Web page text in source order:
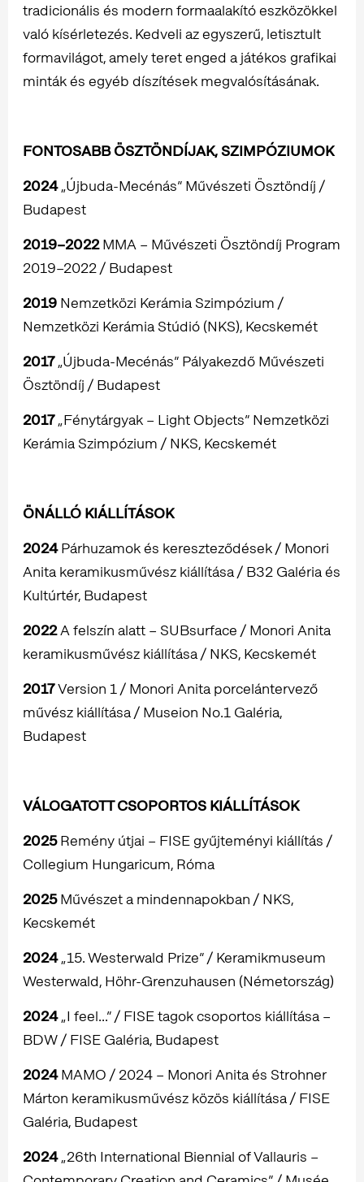
tradicionális és modern formaalakító eszközökkel
való kísérletezés. Kedveli az egyszerű, letisztult
formavilágot, amely teret enged a játékos grafikai
minták és egyéb díszítések megvalósításának.
FONTOSABB ÖSZTÖNDÍJAK, SZIMPÓZIUMOK
2024„Újbuda-Mecénás” Művészeti Ösztöndíj /
Budapest
2019–2022MMA – Művészeti Ösztöndíj Program
2019–2022 / Budapest
2019 Nemzetközi Kerámia Szimpózium /
Nemzetközi Kerámia Stúdió (NKS), Kecskemét
2017„Újbuda-Mecénás” Pályakezdő Művészeti
Ösztöndíj / Budapest
2017„Fénytárgyak – Light Objects” Nemzetközi
Kerámia Szimpózium / NKS, Kecskemét
ÖNÁLLÓ KIÁLLÍTÁSOK
2024Párhuzamok és kereszteződések / Monori
Anita keramikusművész kiállítása / B32 Galéria és
Kultúrtér, Budapest
2022A felszín alatt – SUBsurface / Monori Anita
keramikusművész kiállítása / NKS, Kecskemét
2017Version 1 / Monori Anita porcelántervező
művész kiállítása / Museion No.1 Galéria,
Budapest
VÁLOGATOTT CSOPORTOS KIÁLLÍTÁSOK
2025Remény útjai – FISE gyűjteményi kiállítás /
Collegium Hungaricum, Róma
2025Művészet a mindennapokban / NKS,
Kecskemét
2024„15. Westerwald Prize” / Keramikmuseum
Westerwald, Höhr-Grenzuhausen (Németország)
2024„I feel...” / FISE tagok csoportos kiállítása –
BDW / FISE Galéria, Budapest
2024MAMO / 2024 – Monori Anita és Strohner
Márton keramikusművész közös kiállítása / FISE
Galéria, Budapest
2024„26th International Biennial of Vallauris –